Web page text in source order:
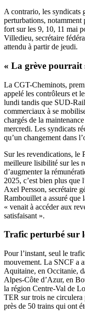
A contrario, les syndicats
perturbations, notamment
fort sur les 9, 10, 11 mai
Villedieu, secrétaire
attendu à partir de jeudi.
« La grève pourrait
La CGT-Cheminots,
appelé les contrôleurs et
lundi tandis que SUD-
commerciaux à se
chargés de la
mercredi. Les syndicats
qu’un changement dans
Sur les revendications, le
meilleure lisibilité sur les
d’augmenter la
2025, c’est bien plus que
Axel Persson, secrétaire
Rambouillet a assuré que
« venait à accéder aux
satisfaisant ».
Trafic perturbé sur
Pour l’instant, seul le
mouvement. La SNCF a
Aquitaine, en Occitanie,
Alpes-Côte d’Azur, en
la région Centre-Val de
TER sur trois ne
près de 50 trains qui ont